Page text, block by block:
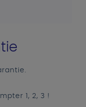
1, 2, 3 !